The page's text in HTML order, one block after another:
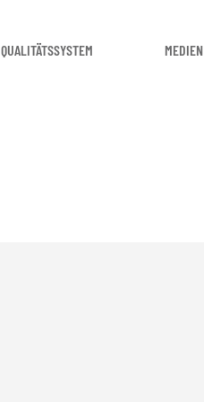
QUALITÄTSSYSTEM MEDIEN